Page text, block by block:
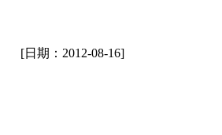
[日期：2012-08-16]